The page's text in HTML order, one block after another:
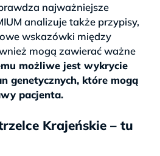
najważniejsze
analizuje także przypisy,
wskazówki między
mogą zawierać ważne
możliwe jest wykrycie
genetycznych, które mogą
pacjenta.
Krajeńskie – tu